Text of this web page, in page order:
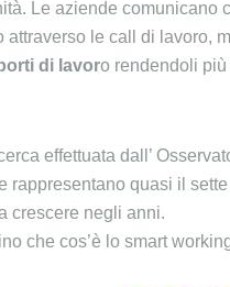
Le aziende comunicano
attraverso le call di lavoro,
di lavoro rendendoli
effettuata dall’
rappresentano quasi il
crescere negli anni.
che cos’è lo smart